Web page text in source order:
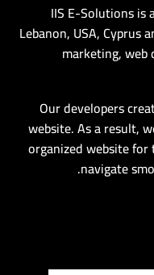
IIS E-Solutions is
Lebanon, USA, Cyprus
marketing, web
Our developers
website. As a result,
organized website
navigate